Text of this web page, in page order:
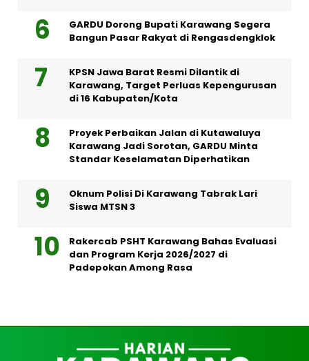
GARDU Dorong Bupati Karawang Segera
Bangun Pasar Rakyat di Rengasdengklok
KPSN Jawa Barat Resmi Dilantik di
Karawang, Target Perluas Kepengurusan
di 16 Kabupaten/Kota
Proyek Perbaikan Jalan di Kutawaluya
Karawang Jadi Sorotan, GARDU Minta
Standar Keselamatan Diperhatikan
Oknum Polisi Di Karawang Tabrak Lari
Siswa MTSN 3
Rakercab PSHT Karawang Bahas Evaluasi
dan Program Kerja 2026/2027 di
Padepokan Among Rasa